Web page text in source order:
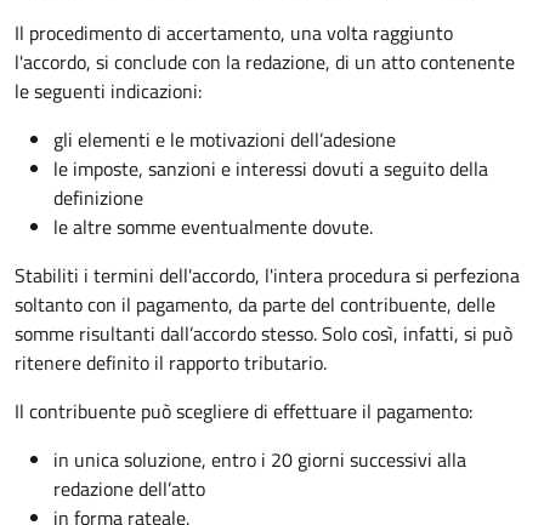
Il procedimento di accertamento, una volta raggiunto
l'accordo, si conclude con la redazione, di un atto contenente
le seguenti indicazioni:
gli elementi e le motivazioni dell’adesione
le imposte, sanzioni e interessi dovuti a seguito della
definizione
le altre somme eventualmente dovute.
Stabiliti i termini dell'accordo, l'intera procedura si perfeziona
soltanto con il pagamento, da parte del contribuente, delle
somme risultanti dall’accordo stesso. Solo così, infatti, si può
ritenere definito il rapporto tributario.
Il contribuente può scegliere di effettuare il pagamento:
in unica soluzione, entro i 20 giorni successivi alla
redazione dell’atto
in forma rateale.